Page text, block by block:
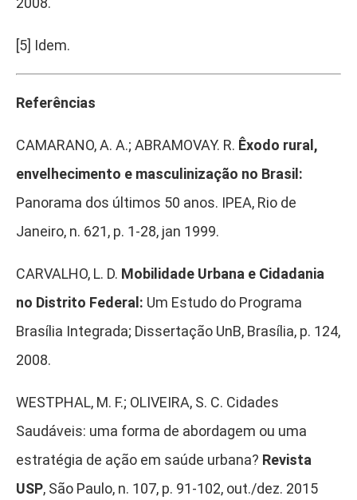
[5] Idem.
Referências
CAMARANO, A. A.; ABRAMOVAY. R. Êxodo rural,
envelhecimento e masculinização no Brasil:
Panorama dos últimos 50 anos. IPEA, Rio de
Janeiro, n. 621, p. 1-28, jan 1999.
CARVALHO, L. D. Mobilidade Urbana e Cidadania
no Distrito Federal: Um Estudo do Programa
Brasília Integrada; Dissertação UnB, Brasília, p. 124,
2008.
WESTPHAL, M. F.; OLIVEIRA, S. C. Cidades
Saudáveis: uma forma de abordagem ou uma
estratégia de ação em saúde urbana? Revista
USP, São Paulo, n. 107, p. 91-102, out./dez. 2015